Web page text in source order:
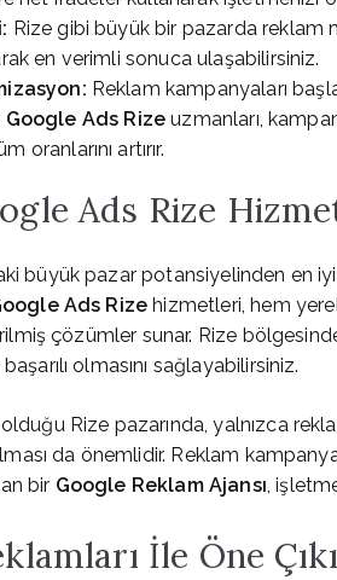
Rize gibi büyük bir pazarda reklam
en verimli sonuca ulaşabilirsiniz.
Reklam kampanyaları
Google Ads Rize uzmanları,
oranlarını artırır.
Ads Rize
büyük pazar potansiyelinden en
Ads Rize hizmetleri, hem
çözümler sunar. Rize
olmasını sağlayabilirsiniz.
Rize pazarında, yalnızca
da önemlidir. Reklam
bir Google Reklam Ajansı,
İle Öne